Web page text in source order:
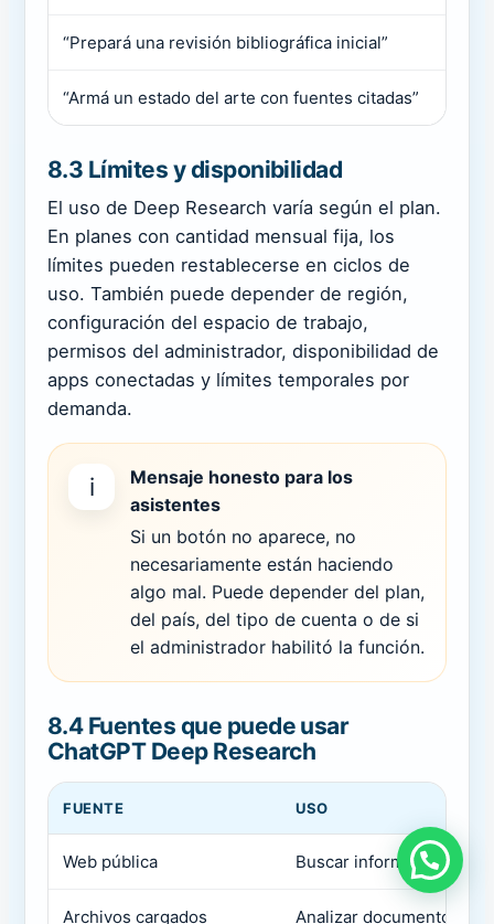
“Prepará una revisión bibliográfica inicial”
“Armá un estado del arte con fuentes citadas”
8.3 Límites y disponibilidad
El uso de Deep Research varía según el plan.
En planes con cantidad mensual fija, los
límites pueden restablecerse en ciclos de
uso. También puede depender de región,
configuración del espacio de trabajo,
permisos del administrador, disponibilidad de
apps conectadas y límites temporales por
demanda.
i
Mensaje honesto para los
asistentes
Si un botón no aparece, no
necesariamente están haciendo
algo mal. Puede depender del plan,
del país, del tipo de cuenta o de si
el administrador habilitó la función.
8.4 Fuentes que puede usar
ChatGPT Deep Research
FUENTE USO
Web pública Buscar información
Archivos cargados Analizar documentos